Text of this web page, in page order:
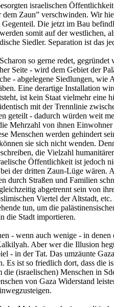
israelischen Öffentlichkeit
Zaun” verschwinden. Wir
Gegenteil. Die jetzt im Bau
somit auf der westlichen,
Siedler. Separation ist das
so gerne redet, gegründet
Seite - wird dem Gebiet der
- abgelegene Siedlungen, wie
Eine derartige Installation
ist kein Staat vielmehr eine
mit der Trennlinie
geteilt - dadurch würden weit
Mehrzahl von ihnen Einwohner
Menschen werden gehindert
sie sich nicht wenden.
die Vielzahl
Öffentlichkeit ist jedoch
der dritten Zaun-Lüge wären.
durch Straßen und Familien
abgetrennt sein von
Viertel der Altstadt,
tun, um die
die Stadt importieren.
- wenn auch wenige - in
Aber wer die Illusion
- in der Tat. Das umzäunte
ist so friedlich dort, dass
(israelischen) Menschen in
von Gaza Widerstand